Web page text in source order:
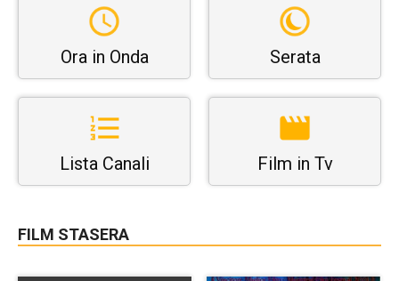
Ora in Onda Serata
Lista Canali Film in Tv
FILM STASERA